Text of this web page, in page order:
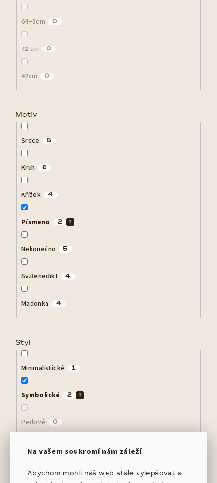
Na vašem soukromí nám záleží
Abychom mohli náš web stále vylepšovat a
64+3cm 0
42 cm 0
42cm 0
Motiv
Srdce 5
Kruh 6
Křížek 4
Písmeno 2
Nekonečno 5
Sv.Benedikt 4
Madonka 4
Styl
Minimalistické 1
Symbolické 2
Perlové 0
Výrazné 0
Přírodní 0